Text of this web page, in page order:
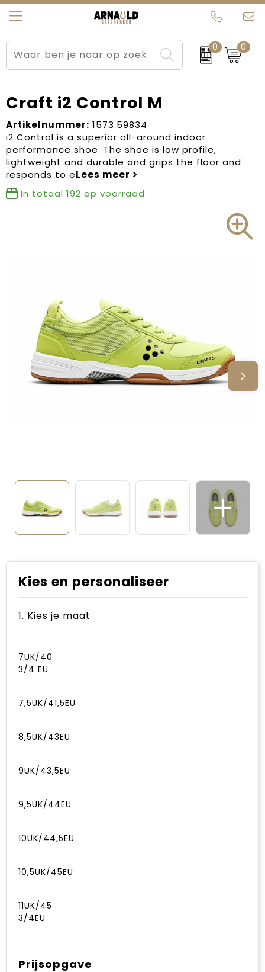
0 0
Relatiegeschenken
Sportkleding
Werkkleding
Kleding en textiel
Tassen
Beurs en Evenementen
Brievenbuspakketten
Carnaval
Dag van de Zorg
Kerstartikelen
Verjaardagen
Voetbal, EK en WK
Voor de bouw
Arnauld Kerstpakketten
MijnEigenKadootje
Ons team
Contact
Blogs
Craft i2 Control M
Artikelnummer: 1573.59834
i2 Control is a superior all-around indoor
performance shoe. The shoe is low profile,
lightweight and durable and grips the floor and
responds to e
In totaal 192 op voorraad
Kies en personaliseer
1. Kies je maat
7UK/40
3/4 EU
7,5UK/41,5EU
8,5UK/43EU
9UK/43,5EU
9,5UK/44EU
10UK/44,5EU
10,5UK/45EU
11UK/45
3/4EU
Prijsopgave